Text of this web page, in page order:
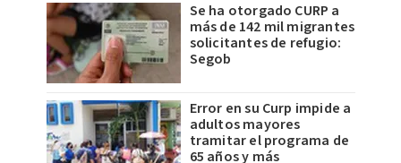
Se ha otorgado CURP a
más de 142 mil migrantes
solicitantes de refugio:
Segob
Error en su Curp impide a
adultos mayores
tramitar el programa de
65 años y más